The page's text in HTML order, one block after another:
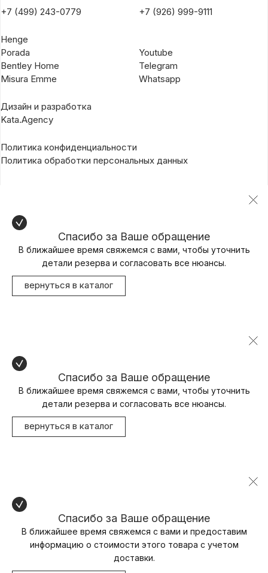
+7 (499) 243-0779
+7 (926) 999-9111
Henge
Porada
Bentley Home
Misura Emme
Youtube
Telegram
Whatsapp
Дизайн и разработка
Kata.Agency
Политика конфиденциальности
Политика обработки персональных данных
Спасибо за Ваше обращение
В ближайшее время свяжемся с вами, чтобы уточнить
детали резерва и согласовать все нюансы.
вернуться в каталог
Спасибо за Ваше обращение
В ближайшее время свяжемся с вами, чтобы уточнить
детали резерва и согласовать все нюансы.
вернуться в каталог
Спасибо за Ваше обращение
В ближайшее время свяжемся с вами и предоставим
информацию о стоимости этого товара с учетом
доставки.